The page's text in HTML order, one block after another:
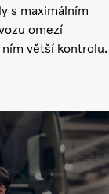
s maximálním
omezí
větší kontrolu.